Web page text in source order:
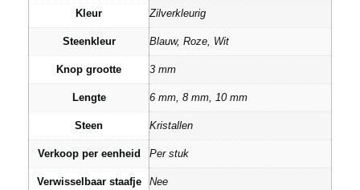
Kleur Zilverkleurig
Steenkleur Blauw, Roze, Wit
Knop grootte 3 mm
Lengte 6 mm, 8 mm, 10 mm
Steen Kristallen
Verkoop per eenheid Per stuk
Verwisselbaar staafje Nee